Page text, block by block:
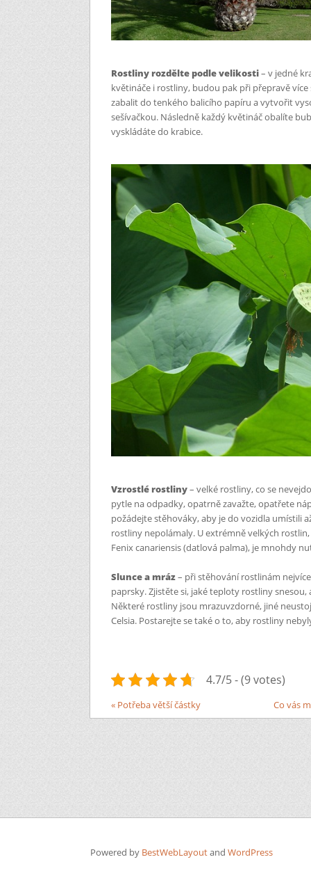
Rostliny rozdělte podle velikosti– v jedné
květináče i rostliny, budou pak při přepravě
zabalit do tenkého balicího papíru a vytvořit
sešívačkou. Následně každý květináč obalíte
vyskládáte do krabice.
Vzrostlé rostliny– velké rostliny, co se
pytle na odpadky, opatrně zavažte, opatřete
požádejte stěhováky, aby je do vozidla umístili
rostliny nepolámaly. U extrémně velkých
Fenix canariensis (datlová palma), je mnohdy
Slunce a mráz– při stěhování rostlinám
paprsky. Zjistěte si, jaké teploty rostliny
Některé rostliny jsou mrazuvzdorné, jiné
Celsia. Postarejte se také o to, aby rostliny
4.7/5 - (9 votes)
« Potřeba větší částky Co vás
Powered by BestWebLayoutand WordPress